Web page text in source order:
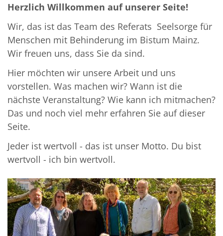
Herzlich Willkommen auf unserer Seite!
Wir, das ist das Team des Referats Seelsorge für
Menschen mit Behinderung im Bistum Mainz.
Wir freuen uns, dass Sie da sind.
Hier möchten wir unsere Arbeit und uns
vorstellen. Was machen wir? Wann ist die
nächste Veranstaltung? Wie kann ich mitmachen?
Das und noch viel mehr erfahren Sie auf dieser
Seite.
Jeder ist wertvoll - das ist unser Motto. Du bist
wertvoll - ich bin wertvoll.